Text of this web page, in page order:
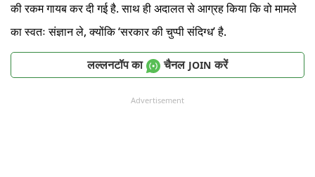
की रकम गायब कर दी गई है. साथ ही अदालत से आग्रह किया कि वो मामले
का स्वतः संज्ञान ले, क्योंकि ‘सरकार की चुप्पी संदिग्ध’ है.
लल्लनटॉप का चैनल JOIN करें
Advertisement